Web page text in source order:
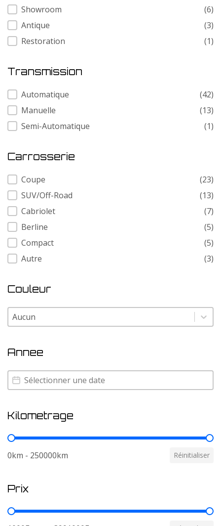
Showroom
(6)
Antique
(3)
Restoration
(1)
Transmission
Transmission
Automatique
(42)
Manuelle
(13)
Semi-Automatique
(1)
Carrosserie
Carrosserie
Coupe
(23)
SUV/Off-Road
(13)
Cabriolet
(7)
Berline
(5)
Compact
(5)
Autre
(3)
Couleur
Couleur
Couleur
Annee
Annee
Annee
Kilometrage
Kilometrage
0km - 250000km Réinitialiser
Prix
Prix